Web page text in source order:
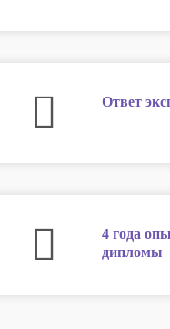
Ответ
4 года
дипломы